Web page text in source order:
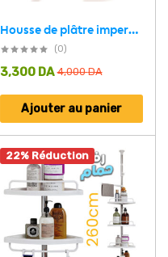
Housse de plâtre imperméable pour la douche, protection pour jambe adulte – غطاء عازل للمياه للرجل المكسورة كاملة
(0)
4,000DA
3,300 DA
Ajouter au panier
22% Réduction